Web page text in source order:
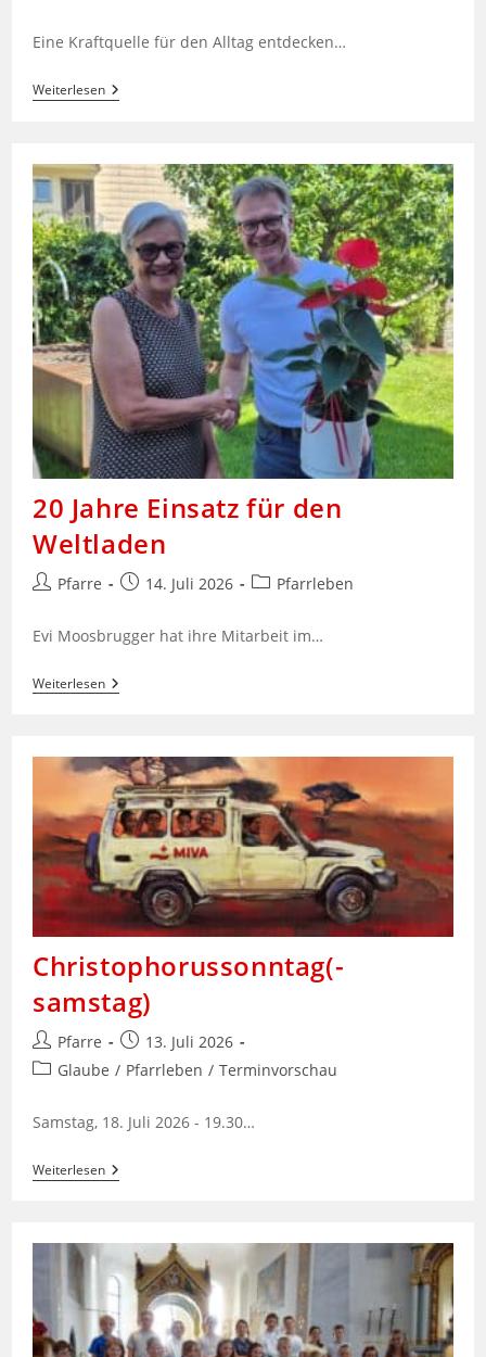
Eine Kraftquelle für den Alltag entdecken…
WeiterlesenBibelabende
Mit
Baldauf
20 Jahre Einsatz für den
Weltladen
Beitrags-
Pfarre
Beitrag14. Juli 2026
Beitrags-
Pfarrleben
Evi Moosbrugger hat ihre Mitarbeit im…
Weiterlesen20
Jahre
Den
Weltladen
Christophorussonntag(-
samstag)
Beitrags-
Autor:
Pfarre
Beitrag
veröffentlicht:
13. Juli 2026
Beitrags-
Glaube / Pfarrleben / Terminvorschau
Samstag, 18. Juli 2026 - 19.30…
WeiterlesenChristophorussonntag(-
Samstag)